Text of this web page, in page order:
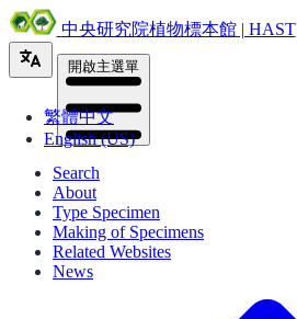
中央研究院植物標本館 | HAST
繁體中文
English (US)
開啟主選單
Search
About
Type Specimen
Making of Specimens
Related Websites
News